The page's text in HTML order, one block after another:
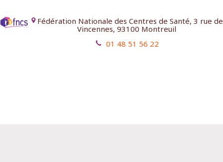
Fédération Nationale des Centres de Santé, 3 rue de
Vincennes, 93100 Montreuil
01 48 51 56 22